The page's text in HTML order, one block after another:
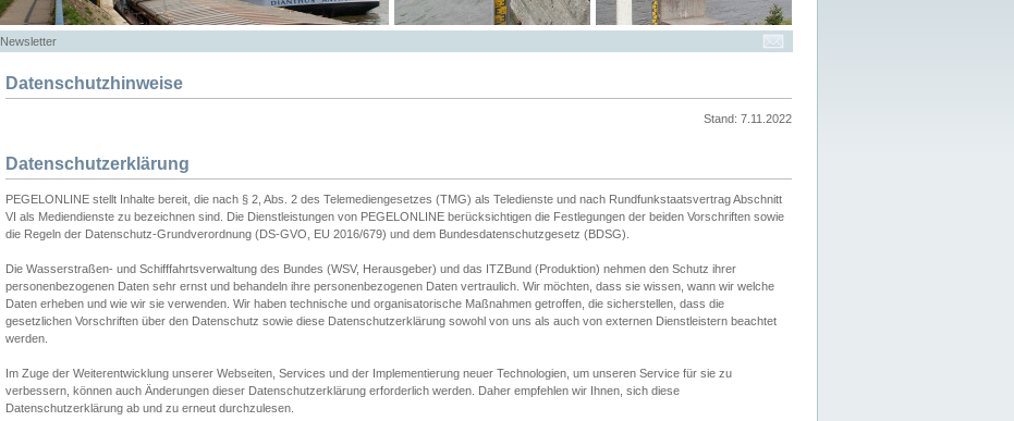
Newsletter
Datenschutzhinweise
Stand: 7.11.2022
Datenschutzerklärung
PEGELONLINE stellt Inhalte bereit, die nach § 2, Abs. 2 des Telemediengesetzes (TMG) als Teledienste und nach Rundfunkstaatsvertrag Abschnitt
VI als Mediendienste zu bezeichnen sind. Die Dienstleistungen von PEGELONLINE berücksichtigen die Festlegungen der beiden Vorschriften sowie
die Regeln der Datenschutz-Grundverordnung (DS-GVO, EU 2016/679) und dem Bundesdatenschutzgesetz (BDSG).
Die Wasserstraßen- und Schifffahrtsverwaltung des Bundes (WSV, Herausgeber) und das ITZBund (Produktion) nehmen den Schutz ihrer
personenbezogenen Daten sehr ernst und behandeln ihre personenbezogenen Daten vertraulich. Wir möchten, dass sie wissen, wann wir welche
Daten erheben und wie wir sie verwenden. Wir haben technische und organisatorische Maßnahmen getroffen, die sicherstellen, dass die
gesetzlichen Vorschriften über den Datenschutz sowie diese Datenschutzerklärung sowohl von uns als auch von externen Dienstleistern beachtet
werden.
Im Zuge der Weiterentwicklung unserer Webseiten, Services und der Implementierung neuer Technologien, um unseren Service für sie zu
verbessern, können auch Änderungen dieser Datenschutzerklärung erforderlich werden. Daher empfehlen wir Ihnen, sich diese
Datenschutzerklärung ab und zu erneut durchzulesen.